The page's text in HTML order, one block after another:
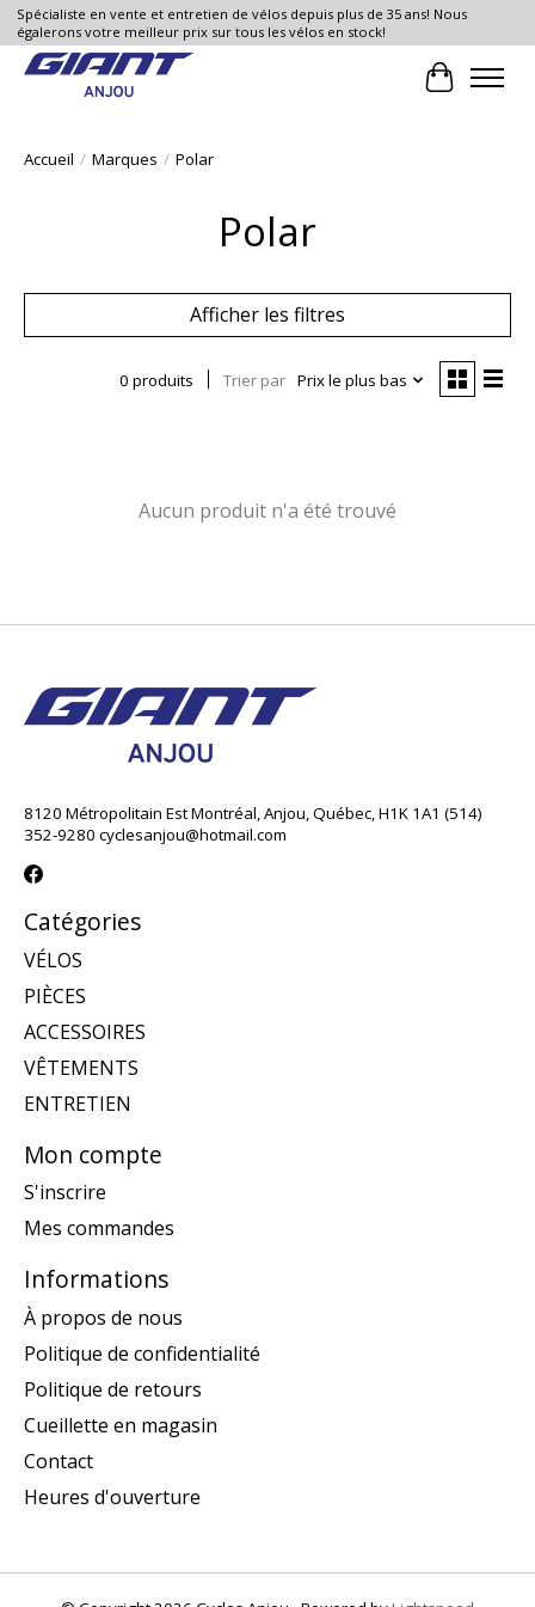
Spécialiste en vente et entretien de vélos depuis plus de 35 ans! Nous
égalerons votre meilleur prix sur tous les vélos en stock!
Panier
Accueil / Marques / Polar
Polar
Afficher les filtres
0 produits Trier par Prix le plus bas
Aucun produit n'a été trouvé
8120 Métropolitain Est Montréal, Anjou, Québec, H1K 1A1 (514)
352-9280 cyclesanjou@hotmail.com
Catégories
VÉLOS
PIÈCES
ACCESSOIRES
VÊTEMENTS
ENTRETIEN
Mon compte
S'inscrire
Mes commandes
Informations
À propos de nous
Politique de confidentialité
Politique de retours
Cueillette en magasin
Contact
Heures d'ouverture